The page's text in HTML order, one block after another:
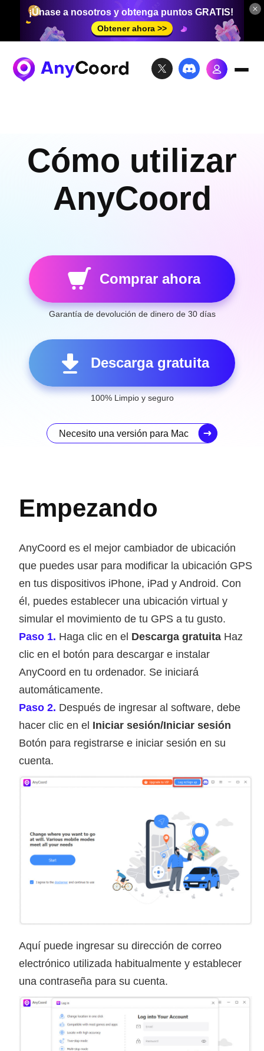
¡Únase a nosotros y obtenga puntos GRATIS!
Obtener ahora >>
Cómo utilizar
AnyCoord
Comprar ahora
Garantía de devolución de dinero de 30 días
Descarga gratuita
100% Limpio y seguro
Necesito una versión para Mac
Empezando
AnyCoord es el mejor cambiador de ubicación
que puedes usar para modificar la ubicación GPS
en tus dispositivos iPhone, iPad y Android. Con
él, puedes establecer una ubicación virtual y
simular el movimiento de tu GPS a tu gusto.
Paso 1. Haga clic en el Descarga gratuita Haz
clic en el botón para descargar e instalar
AnyCoord en tu ordenador. Se iniciará
automáticamente.
Paso 2. Después de ingresar al software, debe
hacer clic en el Iniciar sesión/Iniciar sesión
Botón para registrarse e iniciar sesión en su
cuenta.
Aquí puede ingresar su dirección de correo
electrónico utilizada habitualmente y establecer
una contraseña para su cuenta.